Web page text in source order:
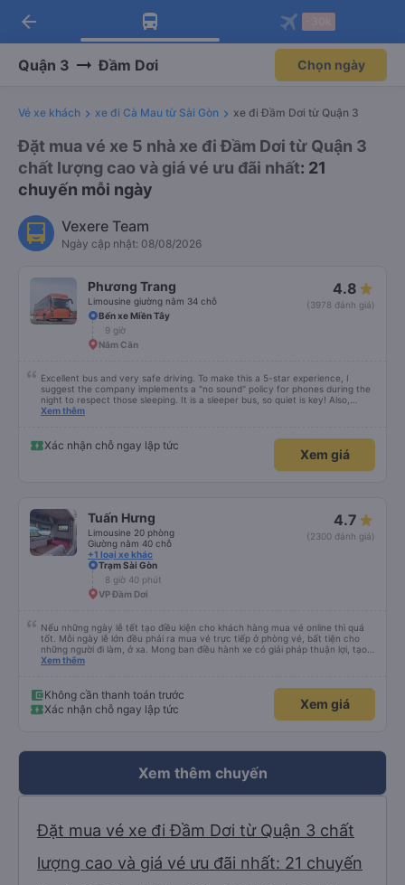
Tải app Vexere ngay!
Nhận ưu đãi thành viên độc
Mở app
Tải app Vexere
-30k/ghế khi đặt vé máy bay qua
Mở app
arrow_back
Quận 3 Đầm Dơi Chọn ngày
Vé xe khách xe đi Cà Mau từ Sài Gòn xe đi Đầm Dơi từ Quận 3
Đặt mua vé xe 5 nhà xe đi Đầm Dơi từ Quận 3
chất lượng cao và giá vé ưu đãi nhất: 21
chuyến mỗi ngày
Vexere Team
Ngày cập nhật: 08/08/2026
Phương Trang
Limousine giường nằm 34 chỗ
4.8
(3978 đánh giá)
Bến xe Miền Tây
9 giờ
Năm Căn
Excellent bus and very safe driving. To make this a 5-star experience, I
suggest the company implements a "no sound" policy for phones during the
night to respect those sleeping. It is a sleeper bus, so quiet is key! Also,
please display the Wi-Fi password clearly inside the cabin for convenience. I
quy định rõ ràng về việc giữ im lặng (tắt âm thanh điện thoại) vào ban đêm
để tránh làm phiền hành khách khác ngủ. Ngoài ra, nhà xe nên dán sẵn mật
khẩu Wi-Fi trong xe để hành khách dễ dàng sử dụng. Tôi vẫn sẽ tiếp tục ủng
Xem thêm
Xác nhận chỗ ngay lập tức
Xem giá
Tuấn Hưng
Limousine 20 phòng
Giường nằm 40 chỗ
+1 loại xe khác
4.7
(2300 đánh giá)
Trạm Sài Gòn
8 giờ 40 phút
VP Đầm Dơi
Nếu những ngày lễ tết tạo điều kiện cho khách hàng mua vé online thì quá
tốt. Mỗi ngày lễ lớn đều phải ra mua vé trực tiếp ở phòng vé, bất tiện cho
những người đi làm, ở xa. Mong ban điều hành xe có giải pháp thuận lợi, tạo
điều kiện cho khách hàng mua vé online (chuyển khoản khi mua vé). Kính
Xem thêm
Không cần thanh toán trước
Xác nhận chỗ ngay lập tức
Xem giá
Xem thêm chuyến
Đặt mua vé xe đi Đầm Dơi từ Quận 3 chất
lượng cao và giá vé ưu đãi nhất: 21 chuyến